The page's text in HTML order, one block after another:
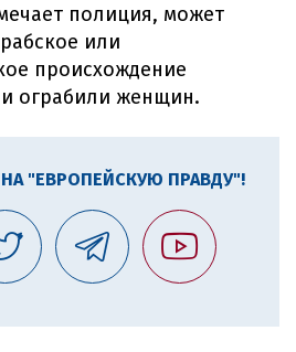
полиция, может
или
происхождение
ограбили женщин.
"ЕВРОПЕЙСКУЮ ПРАВДУ"!